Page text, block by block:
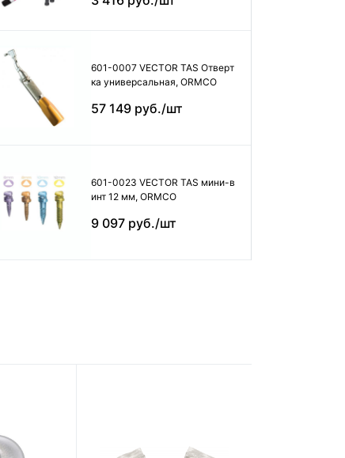
601-0007 VECTOR TAS Отверт
ка универсальная, ORMCO
57 149 руб./шт
601-0023 VECTOR TAS мини-в
инт 12 мм, ORMCO
9 097 руб./шт